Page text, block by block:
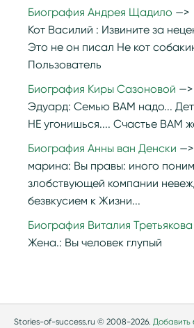
Биография Андрея Щадило
Кот Василий : Извините за
Это не он писал Не кот
Пользователь
Биография Киры Сазоновой
Эдуард: Семью ВАМ надо...
НЕ угонишься.... Счастье ВАМ
Биография Анны ван Денски
марина: Вы правы: иного
злобствующей компании
безвкусием к Жизни...
Биография Виталия Третьякова
Жена.: Вы человек глупый
Stories-of-success.ru © 2008-2026.